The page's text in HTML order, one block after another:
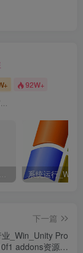
92W+
工程行业_Win64_Cadence Fidelity Pointwise 2024.1 x64资源下载地址_百度网盘迅雷BT
下一篇
_Win_Unity Pro
addons资源下